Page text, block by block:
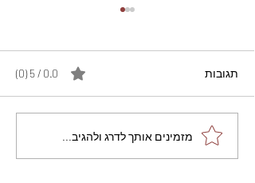
מתכון מנצח עוגת מייפל
שוקולד בחושה וקלה - זיוה
תגובות 0.0 / 5 ‏(0)
מזמינים אותך לדרג ולהגיב...